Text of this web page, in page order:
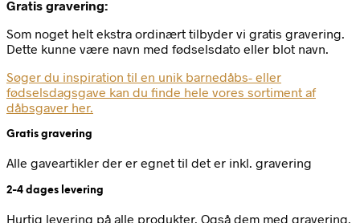
Gratis gravering:
Som noget helt ekstra ordinært tilbyder vi gratis gravering.
Dette kunne være navn med fødselsdato eller blot navn.
Søger du inspiration til en unik barnedåbs- eller
fødselsdagsgave kan du finde hele vores sortiment af
dåbsgaver her.
Gratis gravering
Alle gaveartikler der er egnet til det er inkl. gravering
2-4 dages levering
Hurtig levering på alle produkter. Også dem med gravering.